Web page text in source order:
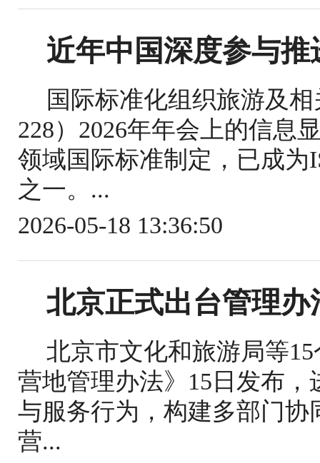
近年中国深度参与
国际标准化组织旅游及
228）2026年年会上的信息
领域国际标准制定，已成为
之一。...
2026-05-18 13:36:50
北京正式出台管理
北京市文化和旅游局等
营地管理办法》15日发布
与服务行为，构建多部门
营...